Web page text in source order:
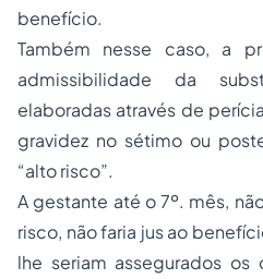
benefício.
Também nesse caso, a
admissibilidade da
elaboradas através de
gravidez no sétimo ou
“alto risco”.
A gestante até o 7º. mês,
risco, não faria jus ao
lhe seriam assegurados